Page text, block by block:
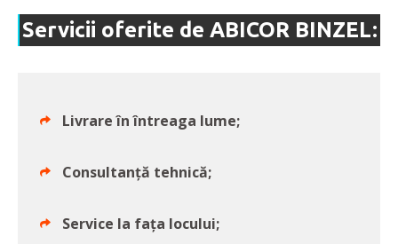
Servicii oferite de ABICOR BINZEL:
Livrare în întreaga lume;
Consultanță tehnică;
Service la fața locului;